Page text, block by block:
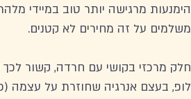
הימנעות מרגישה יותר טוב במיידי
משלמים על זה מחירים לא קטנים.
חלק מרכזי בקושי עם חרדה, קשור
לופ, בעצם אנרגיה שחוזרת על עצמה